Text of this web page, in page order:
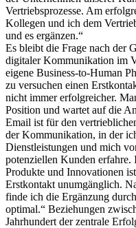
Vertriebsprozesse. Am
Kollegen und ich dem
und es ergänzen.“
Es bleibt die Frage nach der
digitaler Kommunikation im
eigene Business-to-Human
zu versuchen einen
nicht immer erfolgreicher.
Position und wartet auf die
Email ist für den
der Kommunikation, in der
Dienstleistungen und mich
potenziellen Kunden erfahre.
Produkte und Innovationen
Erstkontakt unumgänglich.
finde ich die Ergänzung
optimal.“ Beziehungen
Jahrhundert der zentrale